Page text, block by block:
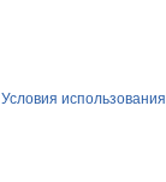
Условия использования